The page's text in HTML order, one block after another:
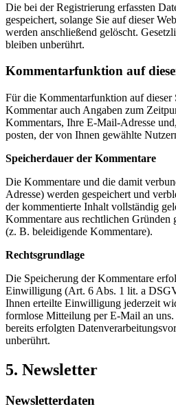
Die bei der Registrierung erfassten
gespeichert, solange Sie auf dieser
werden anschließend gelöscht.
bleiben unberührt.
Kommentarfunktion auf
Für die Kommentarfunktion auf dieser
Kommentar auch Angaben zum
Kommentars, Ihre E-Mail-Adresse
posten, der von Ihnen gewählte
Speicherdauer der Kommentare
Die Kommentare und die damit
Adresse) werden gespeichert und
der kommentierte Inhalt vollständig
Kommentare aus rechtlichen Gründen
(z. B. beleidigende Kommentare).
Rechtsgrundlage
Die Speicherung der Kommentare
Einwilligung (Art. 6 Abs. 1 lit. a
Ihnen erteilte Einwilligung jederzeit
formlose Mitteilung per E-Mail an
bereits erfolgten
unberührt.
5. Newsletter
Newsletterdaten